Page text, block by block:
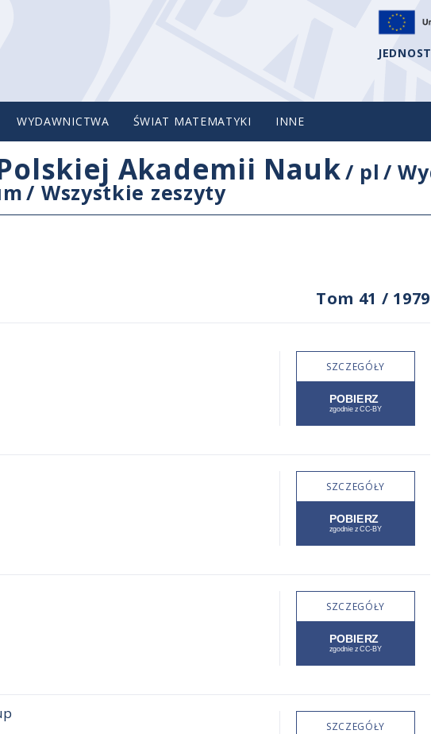
WYDAWNICTWA ŚWIAT MATEMATYKI INNE
Akademii Nauk/ pl /
/ Wszystkie zeszyty
Tom 41 / 1979
SZCZEGÓŁY
SZCZEGÓŁY
SZCZEGÓŁY
SZCZEGÓŁY